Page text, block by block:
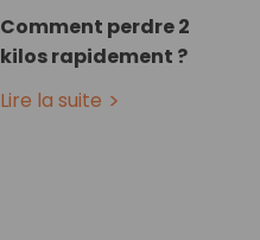
Comment perdre 2
kilos rapidement ?
Lire la suite